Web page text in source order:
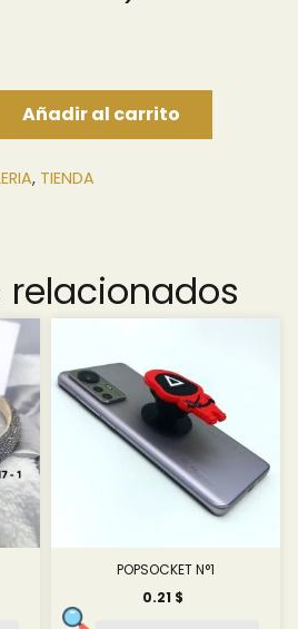
Añadir al carrito
, TIENDA
relacionados
POPSOCKET N°1
0.21 $